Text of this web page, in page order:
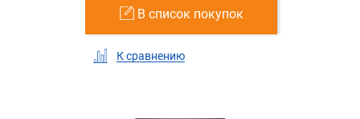
В список покупок
К сравнению